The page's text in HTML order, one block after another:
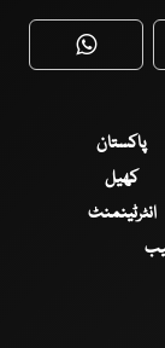
پاکستان
کھیل
انٹرٹینمنٹ